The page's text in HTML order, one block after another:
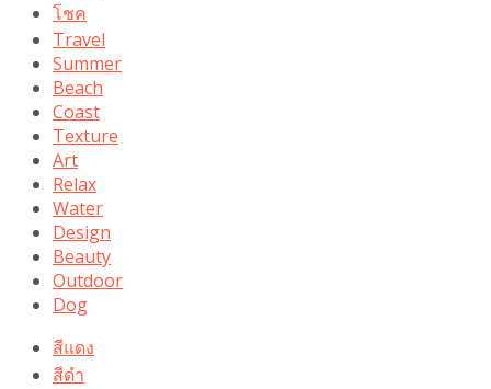
โชค
Travel
Summer
Beach
Coast
Texture
Art
Relax
Water
Design
Beauty
Outdoor
Dog
สีแดง
สีดำ